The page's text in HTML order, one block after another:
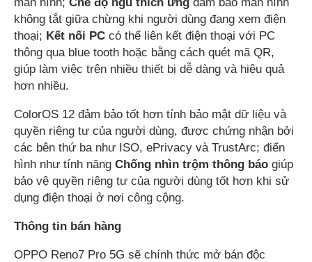
không tắt giữa chừng khi người dùng đang xem điện
thoại; Kết nối PC có thể liên kết điện thoại với PC
thông qua blue tooth hoặc bằng cách quét mã QR,
giúp làm việc trên nhiều thiết bị dễ dàng và hiệu quả
hơn nhiều.
ColorOS 12 đảm bảo tốt hơn tính bảo mật dữ liệu và
quyền riêng tư của người dùng, được chứng nhận bởi
các bên thứ ba như ISO, ePrivacy và TrustArc; điển
hình như tính năng Chống nhìn trộm thông báo giúp
bảo vệ quyền riêng tư của người dùng tốt hơn khi sử
dụng điện thoại ở nơi công cộng.
Thông tin bán hàng
OPPO Reno7 Pro 5G sẽ chính thức mở bán độc